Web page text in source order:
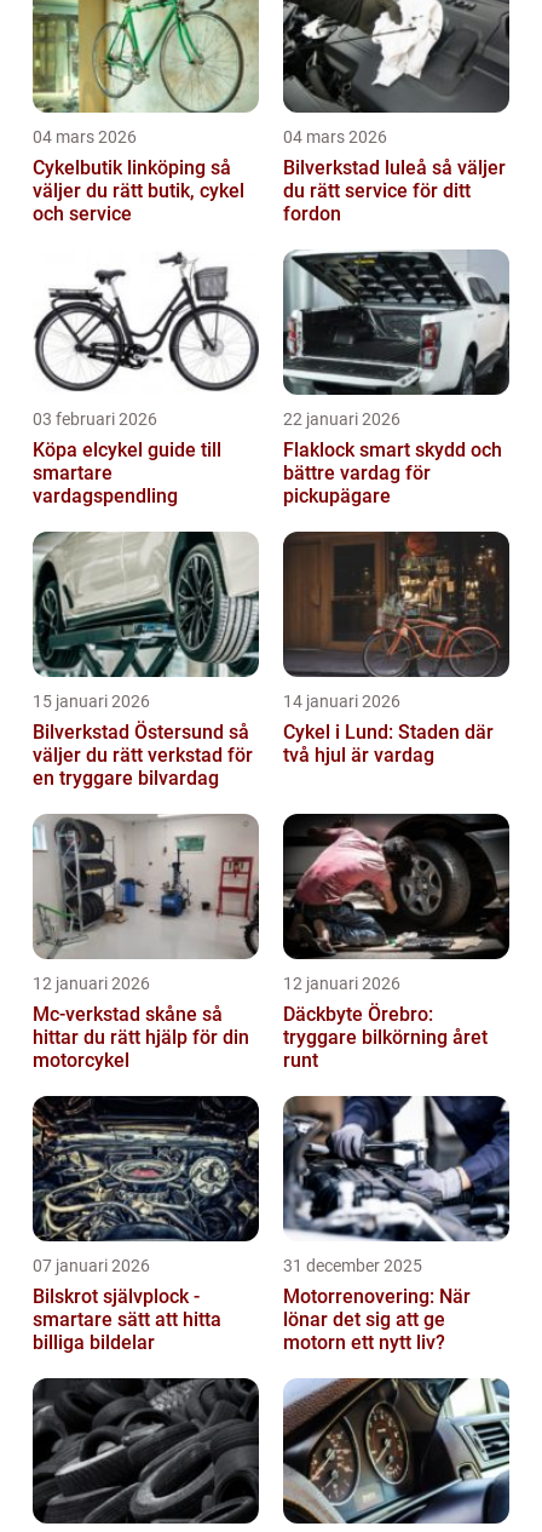
04 mars 2026
Cykelbutik linköping så
väljer du rätt butik, cykel
och service
04 mars 2026
Bilverkstad luleå så väljer
du rätt service för ditt
fordon
03 februari 2026
Köpa elcykel guide till
smartare
vardagspendling
22 januari 2026
Flaklock smart skydd och
bättre vardag för
pickupägare
15 januari 2026
Bilverkstad Östersund så
väljer du rätt verkstad för
en tryggare bilvardag
14 januari 2026
Cykel i Lund: Staden där
två hjul är vardag
12 januari 2026
Mc-verkstad skåne så
hittar du rätt hjälp för din
motorcykel
12 januari 2026
Däckbyte Örebro:
tryggare bilkörning året
runt
07 januari 2026
Bilskrot självplock -
smartare sätt att hitta
billiga bildelar
31 december 2025
Motorrenovering: När
lönar det sig att ge
motorn ett nytt liv?